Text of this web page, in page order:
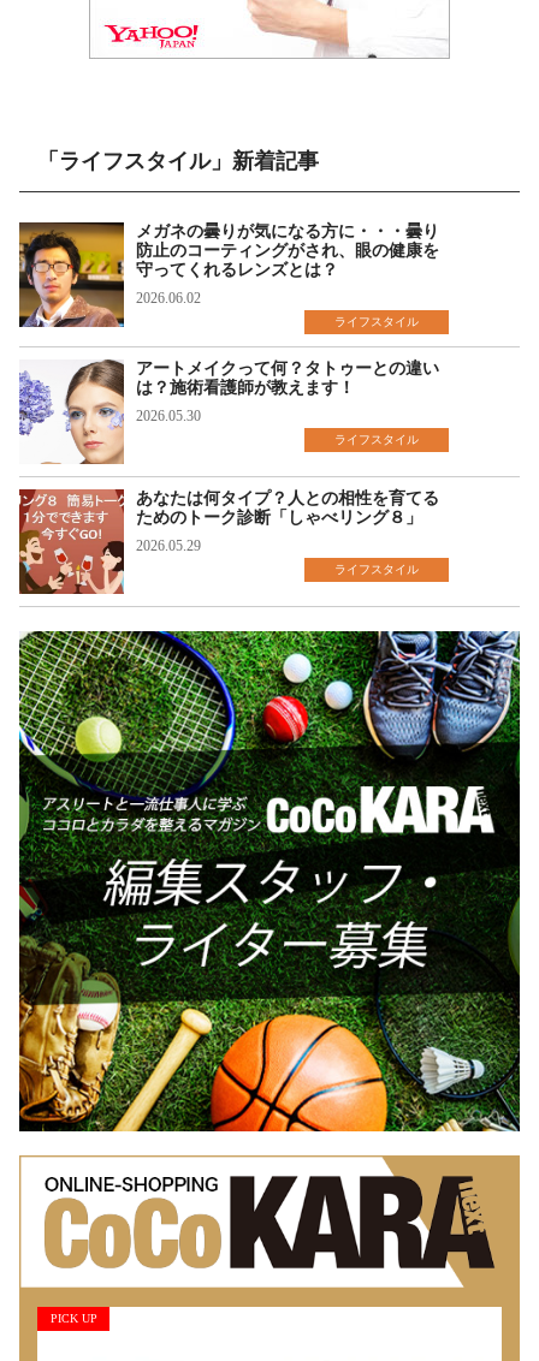
「ライフスタイル」新着記事
メガネの曇りが気になる方に・・・曇り
防止のコーティングがされ、眼の健康を
守ってくれるレンズとは？
2026.06.02
ライフスタイル
アートメイクって何？タトゥーとの違い
は？施術看護師が教えます！
2026.05.30
ライフスタイル
あなたは何タイプ？人との相性を育てる
ためのトーク診断「しゃべリング８」
2026.05.29
ライフスタイル
PICK UP